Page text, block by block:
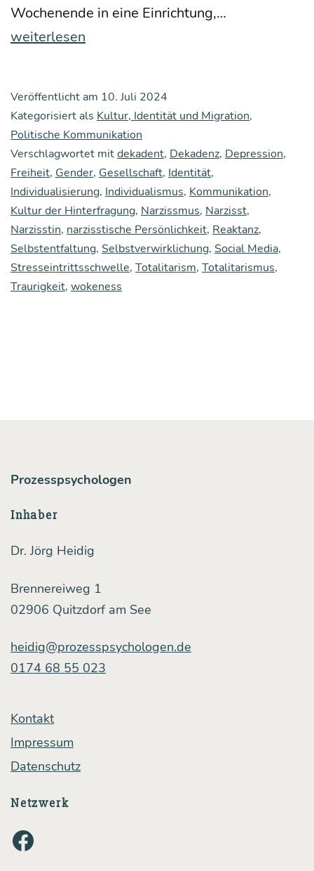
Wochen­en­de in eine Ein­rich­tung,…
vis­
Was
„woke“
Bewe­
gung
mit
weiterlesen
Veröffentlicht am 10. Juli 2024
Kategorisiert als Kultur, Identität und Migration,
Politische Kommunikation
Verschlagwortet mitdekadent, Dekadenz, Depression,
Freiheit, Gender, Gesellschaft, Identität,
Individualisierung, Individualismus, Kommunikation,
Kultur der Hinterfragung, Narzissmus, Narzisst,
Narzisstin, narzisstische Persönlichkeit, Reaktanz,
Selbstentfaltung, Selbstverwirklichung, Social Media,
Stresseintrittsschwelle, Totalitarism, Totalitarismus,
Traurigkeit, wokeness
Prozesspsychologen
Inhaber
Dr. Jörg Heidig
Brennereiweg 1
02906 Quitzdorf am See
heidig@prozesspsychologen.de
0174 68 55 023
Kontakt
Impressum
Datenschutz
Netzwerk
Facebook